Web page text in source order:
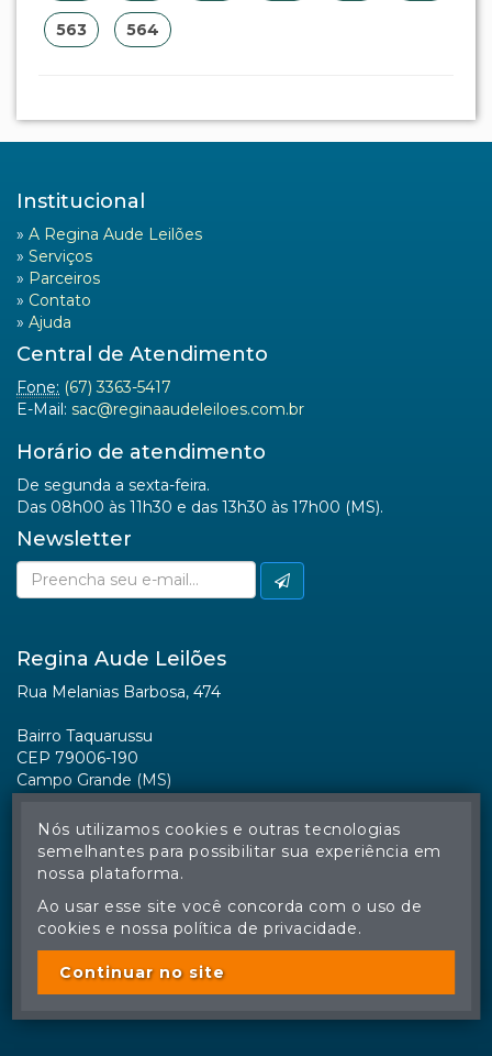
Central de Atendimento
Fone: (67) 3363-5417
Horário de atendimento
Newsletter
Regina Aude Leilões
Rua Melanias Barbosa, 474
Bairro Taquarussu
CEP 79006-190
Campo Grande (MS)
Facebook
© Regina Aude Leilões - Todos os direitos reservados
A cópia ou reprodução não autorizada do conteúdo deste site
poderá acarretar em penas previstas em lei.
Nós utilizamos cookies e outras tecnologias
semelhantes para possibilitar sua experiência em
nossa plataforma.
Ao usar esse site você concorda com o uso de
cookies e nossa política de privacidade.
Continuar no site